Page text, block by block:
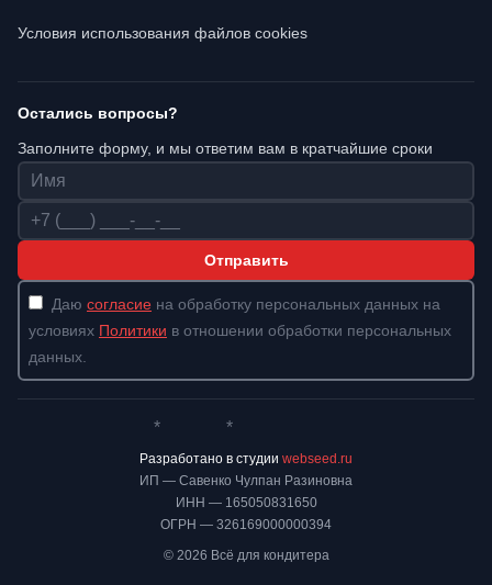
Условия использования файлов cookies
Остались вопросы?
Заполните форму, и мы ответим вам в кратчайшие сроки
Имя
Телефон
Отправить
Даю согласие на обработку персональных данных на
условиях Политики в отношении обработки персональных
данных.
ИП — Савенко Чулпан Разиновна
ИНН — 165050831650
ОГРН — 326169000000394
© 2026 Всё для кондитера
* *
Разработано в студии webseed.ru